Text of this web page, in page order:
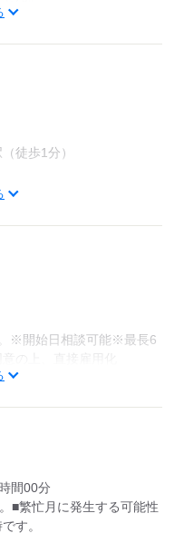
徒歩1分）
歩1分
※開始日相談可能※最長6
の上、直接雇用化
ど
希望に合わせて選べます♪
間00分
■繁忙月に発生する可能性
す。